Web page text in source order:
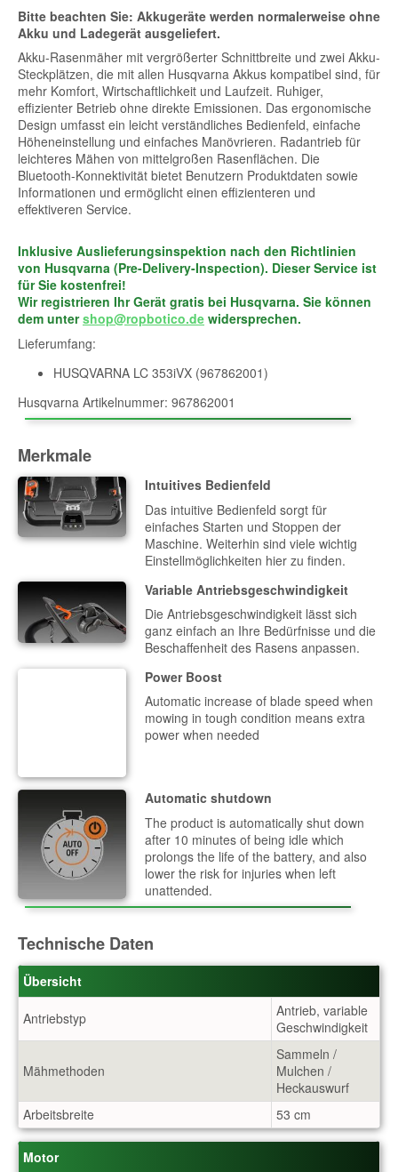
Bitte beachten Sie: Akkugeräte werden normalerweise ohne
Akku und Ladegerät ausgeliefert.
Akku-Rasenmäher mit vergrößerter Schnittbreite und zwei Akku-
Steckplätzen, die mit allen Husqvarna Akkus kompatibel sind, für
mehr Komfort, Wirtschaftlichkeit und Laufzeit. Ruhiger,
effizienter Betrieb ohne direkte Emissionen. Das ergonomische
Design umfasst ein leicht verständliches Bedienfeld, einfache
Höheneinstellung und einfaches Manövrieren. Radantrieb für
leichteres Mähen von mittelgroßen Rasenflächen. Die
Bluetooth-Konnektivität bietet Benutzern Produktdaten sowie
Informationen und ermöglicht einen effizienteren und
effektiveren Service.
Inklusive Auslieferungsinspektion nach den Richtlinien
von Husqvarna (Pre-Delivery-Inspection). Dieser Service ist
für Sie kostenfrei!
Wir registrieren Ihr Gerät gratis bei Husqvarna. Sie können
dem untershop@ropbotico.de widersprechen.
Lieferumfang:
HUSQVARNA LC 353iVX (967862001)
Husqvarna Artikelnummer: 967862001
Merkmale
Intuitives Bedienfeld
Das intuitive Bedienfeld sorgt für
einfaches Starten und Stoppen der
Maschine. Weiterhin sind viele wichtig
Einstellmöglichkeiten hier zu finden.
Variable Antriebsgeschwindigkeit
Die Antriebsgeschwindigkeit lässt sich
ganz einfach an Ihre Bedürfnisse und die
Beschaffenheit des Rasens anpassen.
Power Boost
Automatic increase of blade speed when
mowing in tough condition means extra
power when needed
Automatic shutdown
The product is automatically shut down
after 10 minutes of being idle which
prolongs the life of the battery, and also
lower the risk for injuries when left
unattended.
Technische Daten
Übersicht
Antriebstyp
Antrieb, variable
Geschwindigkeit
Mähmethoden
Sammeln /
Mulchen /
Heckauswurf
Arbeitsbreite
53 cm
Motor